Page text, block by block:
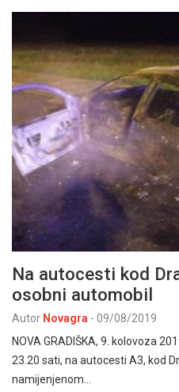
Na autocesti kod
osobni automobil
Autor Novagra - 09/08/2019
NOVA GRADIŠKA, 9. kolovoza
23.20 sati, na autocesti A3, kod
namijenjenom…